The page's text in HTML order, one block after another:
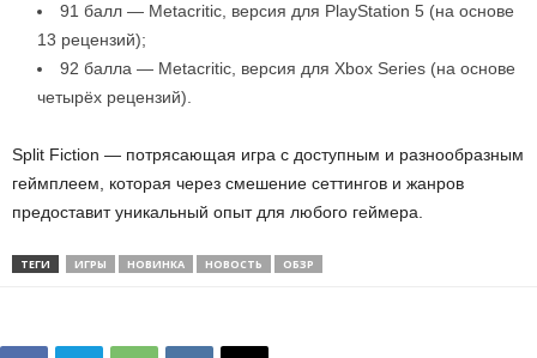
91 балл — Metacritic, версия для PlayStation 5 (на основе
13 рецензий);
92 балла — Metacritic, версия для Xbox Series (на основе
четырёх рецензий).
Split Fiction — потрясающая игра с доступным и разнообразным
геймплеем, которая через смешение сеттингов и жанров
предоставит уникальный опыт для любого геймера.
ТЕГИ ИГРЫ НОВИНКА НОВОСТЬ ОБЗР